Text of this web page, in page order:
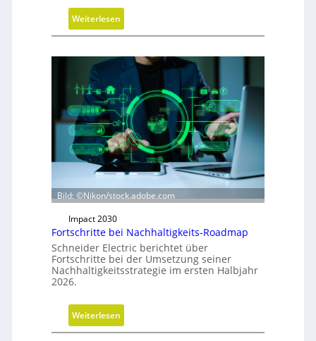
Weiterlesen
N
a
u
s
r
i
c
h
u
d
e
r
c
Bild: ©Nikon/stock.adobe.com
Impact 2030
Fortschritte bei Nachhaltigkeits-Roadmap
Schneider Electric berichtet über
Fortschritte bei der Umsetzung seiner
Nachhaltigkeitsstrategie im ersten Halbjahr
2026.
Weiterlesen
F